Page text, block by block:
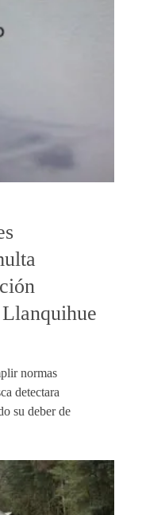
normas
detectara
su deber de